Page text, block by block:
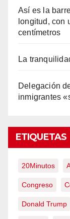
Así es la
longitud, con
centímetros
La
Delegación
inmigrantes
ETIQUETAS
20Minutos
Congreso
Donald Trump